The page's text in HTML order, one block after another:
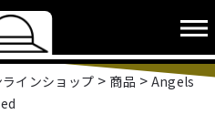
インショップ > 商品 > Angels